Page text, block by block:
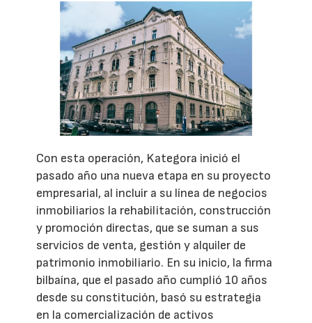
Con esta operación, Kategora inició el
pasado año una nueva etapa en su proyecto
empresarial, al incluir a su línea de negocios
inmobiliarios la rehabilitación, construcción
y promoción directas, que se suman a sus
servicios de venta, gestión y alquiler de
patrimonio inmobiliario. En su inicio, la firma
bilbaína, que el pasado año cumplió 10 años
desde su constitución, basó su estrategia
en la comercialización de activos